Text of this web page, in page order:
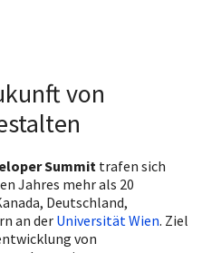
von
Summit trafen sich
Jahres mehr als 20
Deutschland,
an der Universität Wien. Ziel
von